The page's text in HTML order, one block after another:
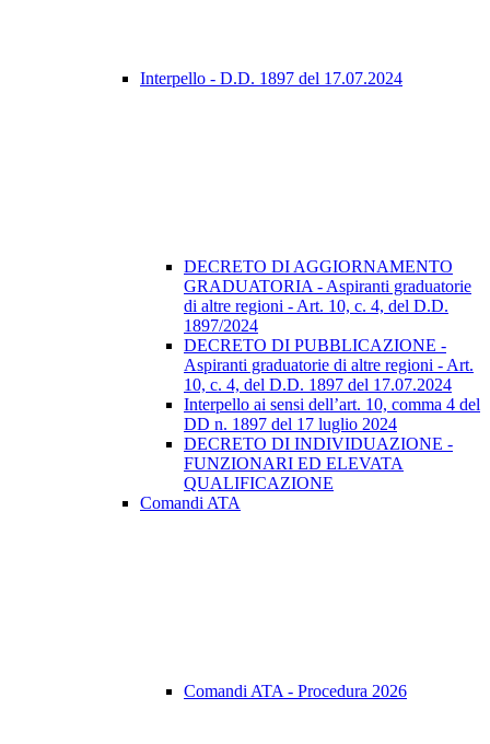
Interpello - D.D. 1897 del 17.07.2024
DECRETO DI AGGIORNAMENTO
GRADUATORIA - Aspiranti graduatorie
di altre regioni - Art. 10, c. 4, del D.D.
1897/2024
DECRETO DI PUBBLICAZIONE -
Aspiranti graduatorie di altre regioni - Art.
10, c. 4, del D.D. 1897 del 17.07.2024
Interpello ai sensi dell’art. 10, comma 4 del
DD n. 1897 del 17 luglio 2024
DECRETO DI INDIVIDUAZIONE -
FUNZIONARI ED ELEVATA
QUALIFICAZIONE
Comandi ATA
Comandi ATA - Procedura 2026